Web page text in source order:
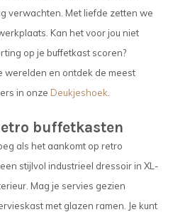
verwachten. Met liefde zetten we
Kan het voor jou niet
op je buffetkast scoren?
werelden en ontdek de meest
in onze Deukjeshoek.
buffetkasten
als het aankomt op retro
stijlvol industrieel dressoir in XL-
Mag je servies gezien
met glazen ramen. Je kunt